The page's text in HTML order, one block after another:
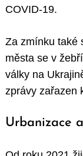
COVID-19.
Za zmínku také
města se v
války na
zprávy zařazen
Urbanizace